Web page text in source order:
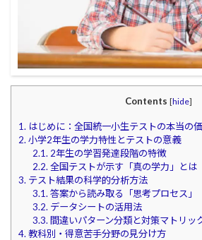
Contents [hide]
1. はじめに：全国統一小生テストの本当の
2. 小学2年生の学力特性とテストの意義
2.1. 2年生の学習発達段階の特徴
2.2. 全国テストが示す「真の学力」とは
3. テスト結果の科学的分析方法
3.1. 答案から読み取る「思考プロセス」
3.2. データシートの活用法
3.3. 間違いパターン分類と対策マトリッ
4. 教科別・得意苦手分野の見分け方